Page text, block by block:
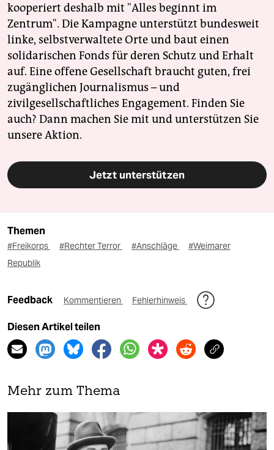
kooperiert deshalb mit "Alles beginnt im
Zentrum". Die Kampagne unterstützt bundesweit
linke, selbstverwaltete Orte und baut einen
solidarischen Fonds für deren Schutz und Erhalt
auf. Eine offene Gesellschaft braucht guten, frei
zugänglichen Journalismus – und
zivilgesellschaftliches Engagement. Finden Sie
auch? Dann machen Sie mit und unterstützen Sie
unsere Aktion.
Jetzt unterstützen
Themen
#Freikorps #Rechter Terror #Anschläge
#Weimarer
Republik
Feedback Kommentieren Fehlerhinweis
Diesen Artikel teilen
Mehr zum Thema